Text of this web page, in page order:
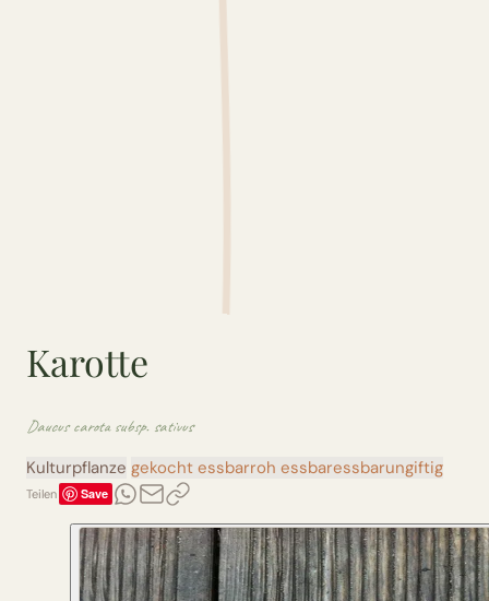
Karotte
Daucus carota subsp. sativus
Kulturpflanze gekocht essbarroh essbaressbarungiftig
Teilen Save